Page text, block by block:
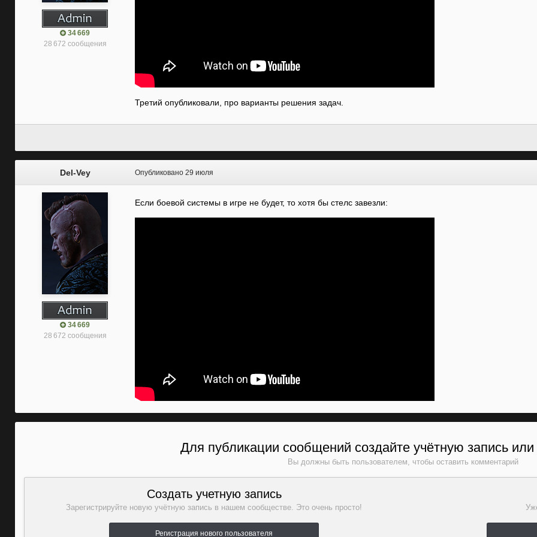
34 669
28 672 сообщения
Третий опубликовали, про варианты решения задач.
Del-Vey
34 669
28 672 сообщения
Опубликовано 29 июля
Если боевой системы в игре не будет, то хотя бы стелс завезли:
Для публикации сообщений создайте учётную запись или
Вы должны быть пользователем, чтобы оставить комментарий
Создать учетную запись
Зарегистрируйте новую учётную запись в нашем сообществе. Это очень просто!
Регистрация нового пользователя